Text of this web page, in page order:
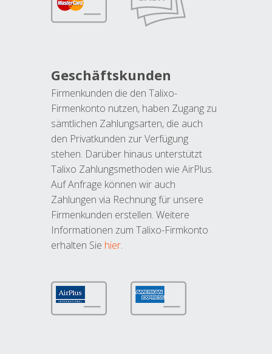
Geschäftskunden
Firmenkunden die den Talixo-
Firmenkonto nutzen, haben Zugang zu
sämtlichen Zahlungsarten, die auch
den Privatkunden zur Verfügung
stehen. Darüber hinaus unterstützt
Talixo Zahlungsmethoden wie AirPlus.
Auf Anfrage können wir auch
Zahlungen via Rechnung für unsere
Firmenkunden erstellen. Weitere
Informationen zum Talixo-Firmkonto
erhalten Sie hier.